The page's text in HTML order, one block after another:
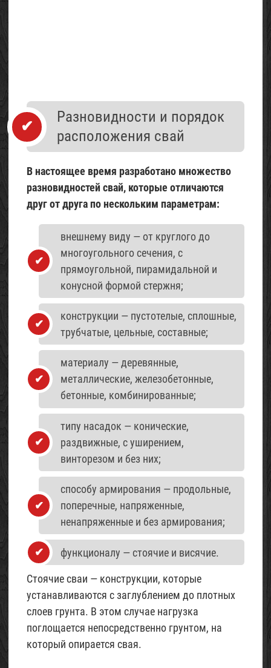
Разновидности и порядок
расположения свай
В настоящее время разработано множество
разновидностей свай, которые отличаются
друг от друга по нескольким параметрам:
внешнему виду — от круглого до
многоугольного сечения, с
прямоугольной, пирамидальной и
конусной формой стержня;
конструкции — пустотелые, сплошные,
трубчатые, цельные, составные;
материалу — деревянные,
металлические, железобетонные,
бетонные, комбинированные;
типу насадок — конические,
раздвижные, с уширением,
винторезом и без них;
способу армирования — продольные,
поперечные, напряженные,
ненапряженные и без армирования;
функционалу — стоячие и висячие.
Стоячие сваи — конструкции, которые
устанавливаются с заглублением до плотных
слоев грунта. В этом случае нагрузка
поглощается непосредственно грунтом, на
который опирается свая.